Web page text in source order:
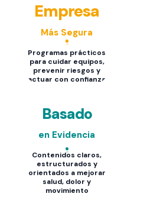
Empresa
Más Segura
Programas prácticos
para cuidar equipos,
prevenir riesgos y
actuar con confianza
Basado
en Evidencia
Contenidos claros,
estructurados y
orientados a mejorar
salud, dolor y
movimiento